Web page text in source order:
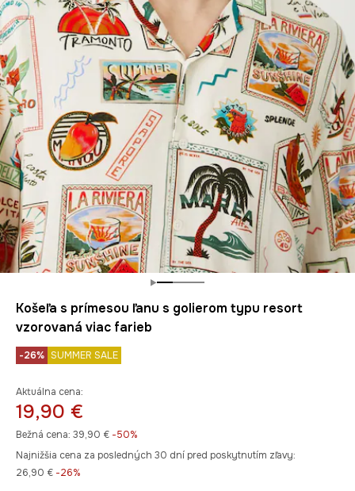
Košeľa s prímesou ľanu s golierom typu resort
vzorovaná viac farieb
-26% SUMMER SALE
Aktuálna cena:
19,90 €
Bežná cena: 39,90 € -50%
Najnižšia cena za posledných 30 dní pred poskytnutím zľavy:
26,90 € -26%